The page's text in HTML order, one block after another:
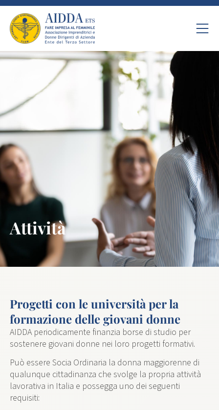
Attività
Progetti con le università per la
formazione delle giovani donne
AIDDA periodicamente finanzia borse di studio per
sostenere giovani donne nei loro progetti formativi.
Può essere Socia Ordinaria la donna maggiorenne di
qualunque cittadinanza che svolge la propria attività
lavorativa in Italia e possegga uno dei seguenti
requisiti: